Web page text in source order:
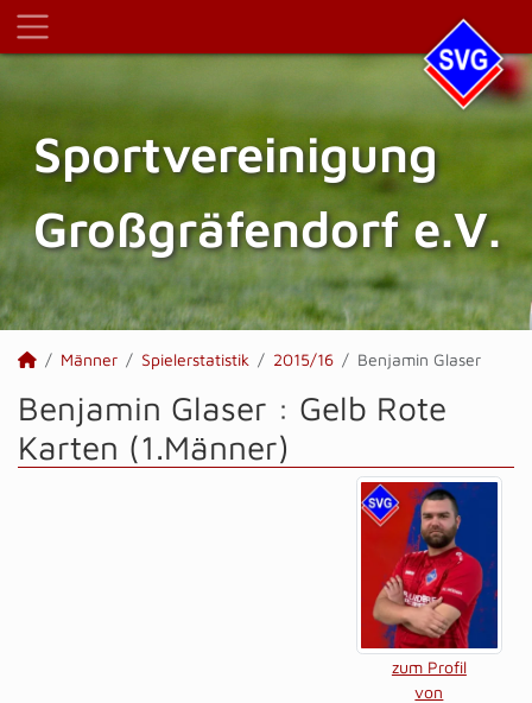
Sportvereinigung
Großgräfendorf e.V.
Männer Spielerstatistik 2015/16 Benjamin Glaser
Benjamin Glaser : Gelb Rote
Karten (1.Männer)
zum Profil
von